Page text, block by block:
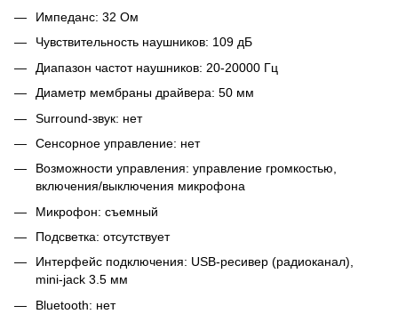
Импеданс: 32 Ом
Чувствительность наушников: 109 дБ
Диапазон частот наушников: 20-20000 Гц
Диаметр мембраны драйвера: 50 мм
Surround-звук: нет
Сенсорное управление: нет
Возможности управления: управление громкостью,
включения/выключения микрофона
Микрофон: съемный
Подсветка: отсутствует
Интерфейс подключения: USB-ресивер (радиоканал),
mini-jack 3.5 мм
Bluetooth: нет